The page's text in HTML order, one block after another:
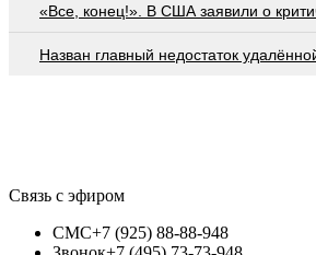
«Все, конец!». В США заявили о
Назван главный недостаток
Связь с эфиром
СМС+7 (925) 88-88-948